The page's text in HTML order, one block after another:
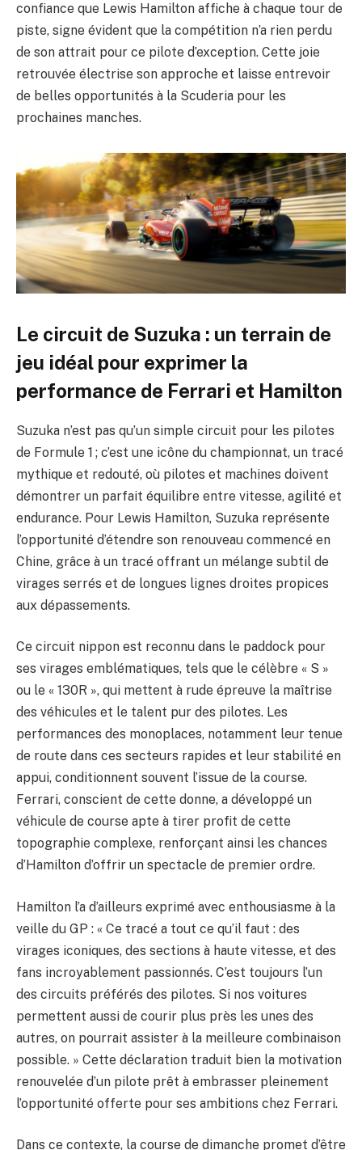
confiance que Lewis Hamilton affiche à chaque tour de
piste, signe évident que la compétition n’a rien perdu
de son attrait pour ce pilote d’exception. Cette joie
retrouvée électrise son approche et laisse entrevoir
de belles opportunités à la Scuderia pour les
prochaines manches.
Le circuit de Suzuka : un terrain de
jeu idéal pour exprimer la
performance de Ferrari et Hamilton
Suzuka n’est pas qu’un simple circuit pour les pilotes
de Formule 1 ; c’est une icône du championnat, un tracé
mythique et redouté, où pilotes et machines doivent
démontrer un parfait équilibre entre vitesse, agilité et
endurance. Pour Lewis Hamilton, Suzuka représente
l’opportunité d’étendre son renouveau commencé en
Chine, grâce à un tracé offrant un mélange subtil de
virages serrés et de longues lignes droites propices
aux dépassements.
Ce circuit nippon est reconnu dans le paddock pour
ses virages emblématiques, tels que le célèbre « S »
ou le « 130R », qui mettent à rude épreuve la maîtrise
des véhicules et le talent pur des pilotes. Les
performances des monoplaces, notamment leur tenue
de route dans ces secteurs rapides et leur stabilité en
appui, conditionnent souvent l’issue de la course.
Ferrari, conscient de cette donne, a développé un
véhicule de course apte à tirer profit de cette
topographie complexe, renforçant ainsi les chances
d’Hamilton d’offrir un spectacle de premier ordre.
Hamilton l’a d’ailleurs exprimé avec enthousiasme à la
veille du GP : « Ce tracé a tout ce qu’il faut : des
virages iconiques, des sections à haute vitesse, et des
fans incroyablement passionnés. C’est toujours l’un
des circuits préférés des pilotes. Si nos voitures
permettent aussi de courir plus près les unes des
autres, on pourrait assister à la meilleure combinaison
possible. » Cette déclaration traduit bien la motivation
renouvelée d’un pilote prêt à embrasser pleinement
l’opportunité offerte pour ses ambitions chez Ferrari.
Dans ce contexte, la course de dimanche promet d’être